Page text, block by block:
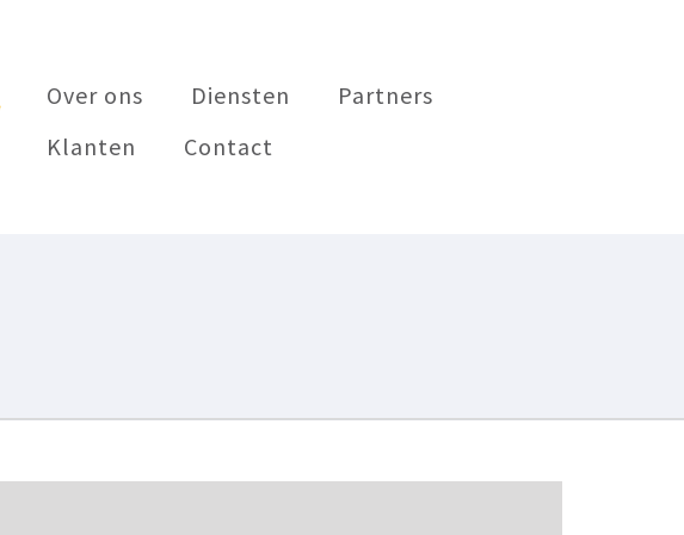
Over ons Diensten
Partners
Klanten
Contact